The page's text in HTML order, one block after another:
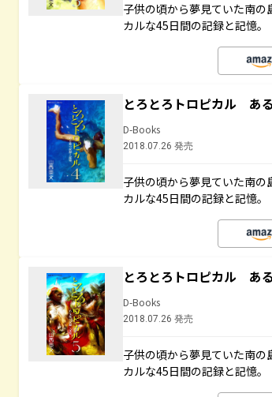
子供の頃から夢見ていた南
カルな45日間の記録と記憶。
とろとろトロピカル あ
D-Books
2018.07.26 発売
子供の頃から夢見ていた南
カルな45日間の記録と記憶。
とろとろトロピカル あ
D-Books
2018.07.26 発売
子供の頃から夢見ていた南
カルな45日間の記録と記憶。